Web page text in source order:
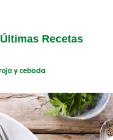
Últimas Recetas
y cebada